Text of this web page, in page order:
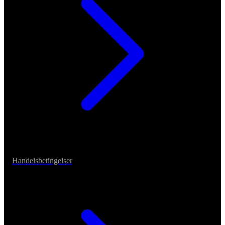
Handelsbetingelser